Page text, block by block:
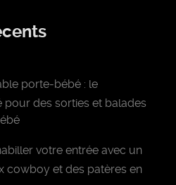
porte-bébé : le
des sorties et balades
votre entrée avec un
cowboy et des patères en